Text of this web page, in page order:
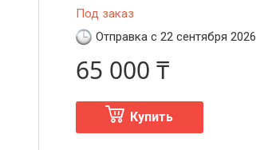
Под заказ
Отправка с 22 сентября 2026
65 000 ₸
Купить